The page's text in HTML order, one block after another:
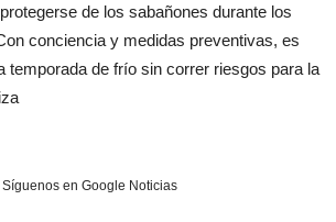
de los sabañones durante los
conciencia y medidas preventivas, es
temporada de frío sin correr riesgos para la
Síguenos en Google Noticias